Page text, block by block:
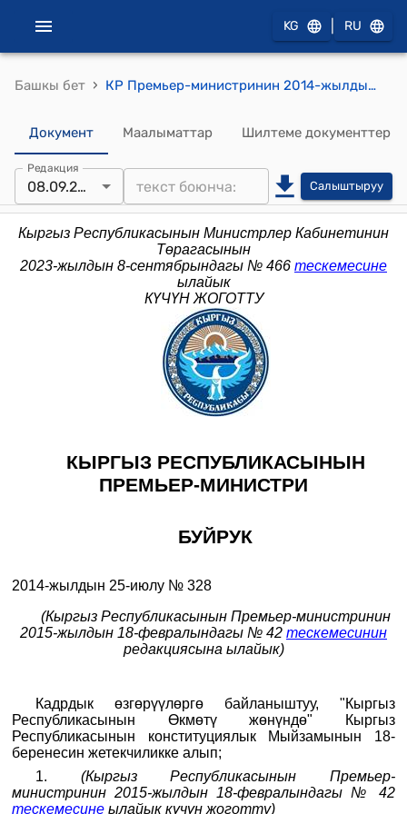
KG RU
Башкы бет › КР Премьер-министринин 2014-жылдын 25-июлундагы № 328 (Кыргыз Республикасынын Премьер-министринин 2013-жылдын 18-сентябрындагы № 449 буйругуна өзгөртүү киргизүү боюнча) буйругу
Документ Маалыматтар Шилтеме документтер
Редакция
08.09.2023 Салыштыруу